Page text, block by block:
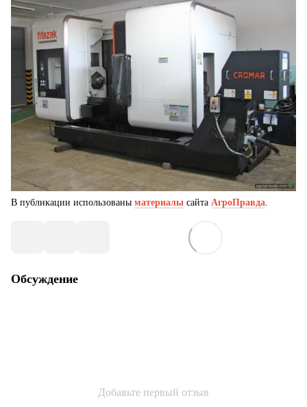
В публикации использованы материалы сайта АгроПравда
Обсуждение
Добавьте первый отзыв